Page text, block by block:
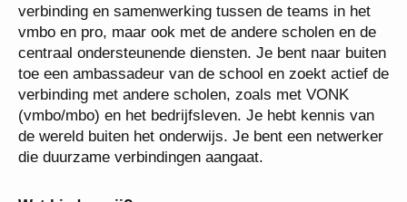
waarbij nog meer gehaald zou kunnen worden uit de
verbinding en samenwerking tussen de teams in het
vmbo en pro, maar ook met de andere scholen en
de centraal ondersteunende diensten. Je bent naar
buiten toe een ambassadeur van de school en zoekt
actief de verbinding met andere scholen, zoals met
VONK (vmbo/mbo) en het bedrijfsleven. Je hebt
kennis van de wereld buiten het onderwijs. Je bent